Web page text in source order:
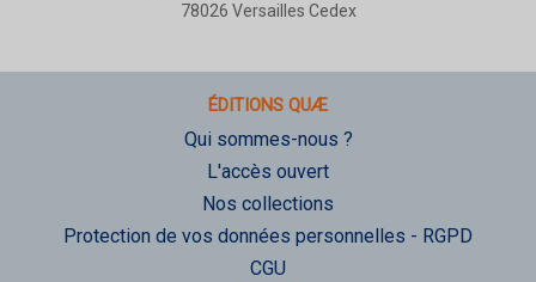
78026 Versailles Cedex
ÉDITIONS QUÆ
Qui sommes-nous ?
L'accès ouvert
Nos collections
Protection de vos données personnelles - RGPD
CGU